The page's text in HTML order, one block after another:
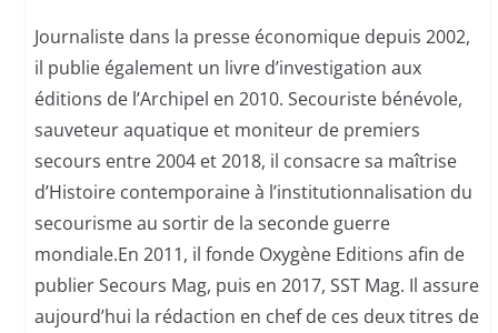
Journaliste dans la presse économique depuis 2002,
il publie également un livre d’investigation aux
éditions de l’Archipel en 2010. Secouriste bénévole,
sauveteur aquatique et moniteur de premiers
secours entre 2004 et 2018, il consacre sa maîtrise
d’Histoire contemporaine à l’institutionnalisation du
secourisme au sortir de la seconde guerre
mondiale.En 2011, il fonde Oxygène Editions afin de
publier Secours Mag, puis en 2017, SST Mag. Il assure
aujourd’hui la rédaction en chef de ces deux titres de